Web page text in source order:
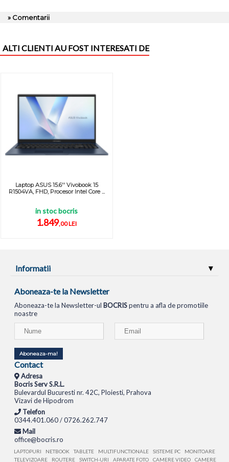
» Comentarii
ALTI CLIENTI AU FOST INTERESATI DE
Laptop ASUS 15.6'' Vivobook 15
R1504VA, FHD, Procesor Intel Core ...
in stoc bocris
1.849,00 LEI
Informatii
Aboneaza-te la Newsletter
Aboneaza-te la Newsletter-ul BOCRISpentru a afla de promotiile
noastre
Aboneaza-ma!
Contact
Adresa
Bocris Serv S.R.L.
Bulevardul Bucuresti nr. 42C, Ploiesti, Prahova
Vizavi de Hipodrom
Telefon
0344.401.060 / 0726.262.747
Mail
office@bocris.ro
LAPTOPURI NETBOOK TABLETE MULTIFUNCTIONALE SISTEME PC
MONITOARE
TELEVIZOARE
ROUTERE SWITCH-URI APARATE FOTO CAMERE VIDEO CAMERE